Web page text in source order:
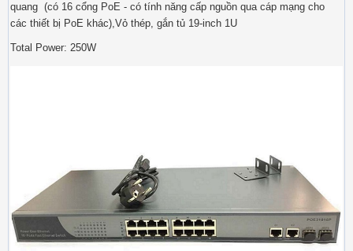
quang (có 16 cổng PoE - có tính năng cấp nguồn qua cáp mạng cho
các thiết bị PoE khác),Vỏ thép, gắn tủ 19-inch 1U
Total Power: 250W